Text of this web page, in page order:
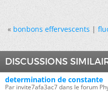
« bonbons effervescents|
DISCUSSIONS
determination de constante
Par invite7afa3ac7 dans le forum